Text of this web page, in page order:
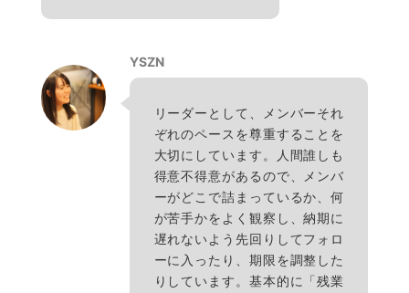
YSZN
リーダーとして、メンバーそれ
ぞれのペースを尊重することを
大切にしています。人間誰しも
得意不得意があるので、メンバ
ーがどこで詰まっているか、何
が苦手かをよく観察し、納期に
遅れないよう先回りしてフォロ
ーに入ったり、期限を調整した
りしています。基本的に「残業